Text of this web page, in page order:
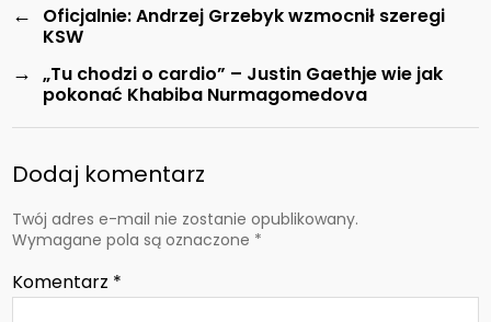
←
Oficjalnie: Andrzej Grzebyk wzmocnił szeregi
KSW
→ „Tu chodzi o cardio” – Justin Gaethje wie jak
pokonać Khabiba Nurmagomedova
Dodaj komentarz
Twój adres e-mail nie zostanie opublikowany.
Wymagane pola są oznaczone *
Komentarz *